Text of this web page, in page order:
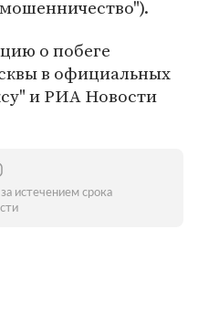
о побеге
в официальных
и РИА Новости
истечением срока